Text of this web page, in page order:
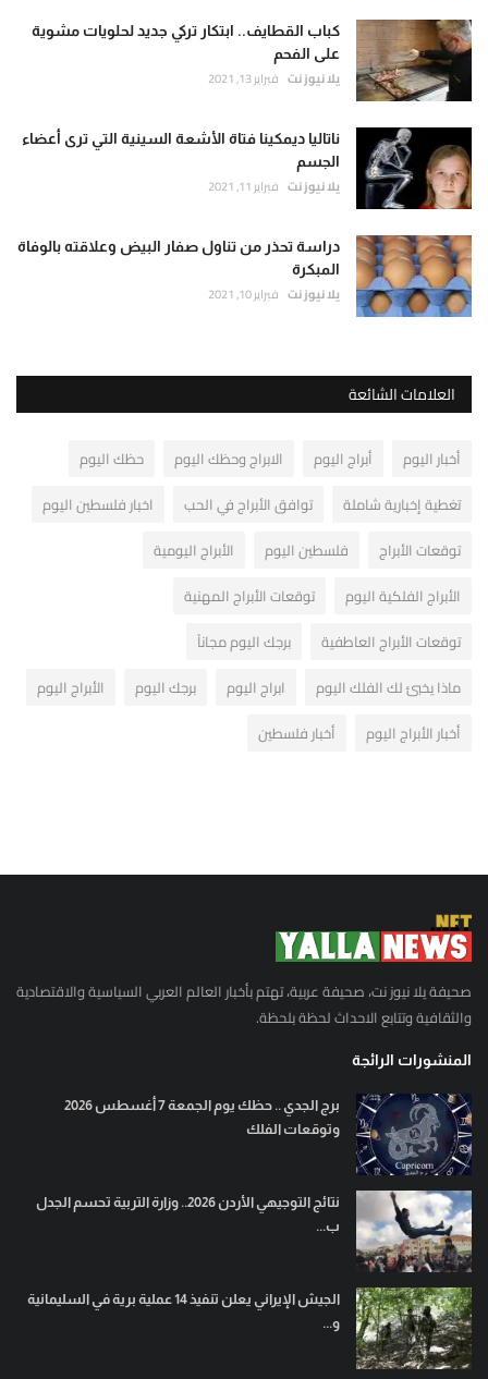
كباب القطايف.. ابتكار تركي جديد لحلويات مشوية
على الفحم
يلا نيوز نت فبراير 13, 2021
ناتاليا ديمكينا فتاة الأشعة السينية التي ترى أعضاء
الجسم
يلا نيوز نت فبراير 11, 2021
دراسة تحذر من تناول صفار البيض وعلاقته بالوفاة
المبكرة
يلا نيوز نت فبراير 10, 2021
العلامات الشائعة
أخبار اليوم أبراج اليوم الابراج وحظك اليوم
حظك اليوم
تغطية إخبارية شاملة
توافق الأبراج في الحب
اخبار فلسطين اليوم
توقعات الأبراج
فلسطين اليوم
الأبراج اليومية
الأبراج الفلكية اليوم
توقعات الأبراج المهنية
توقعات الأبراج العاطفية
برجك اليوم مجاناً
ماذا يخبئ لك الفلك اليوم
ابراج اليوم برجك اليوم
الأبراج اليوم
أخبار الأبراج اليوم
أخبار فلسطين
صحيفة يلا نيوز نت، صحيفة عربية، تهتم بأخبار العالم العربي السياسية والاقتصادية
والثقافية وتتابع الاحداث لحظة بلحظة.
المنشورات الرائجة
برج الجدي .. حظك يوم الجمعة 7 أغسطس 2026
وتوقعات الفلك
نتائج التوجيهي الأردن 2026.. وزارة التربية تحسم الجدل
ب...
الجيش الإيراني يعلن تنفيذ 14 عملية برية في السليمانية
و...